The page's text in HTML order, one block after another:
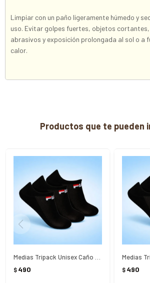
Limpiar con un paño ligeramente húmedo y
uso. Evitar golpes fuertes, objetos
abrasivos y exposición prolongada al sol o a
calor.
Productos que te pueden
$ 490 $ 490